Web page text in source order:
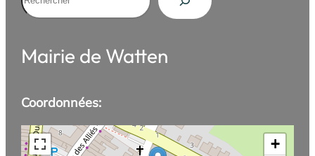
Mairie de Watten
Coordonnées:
+